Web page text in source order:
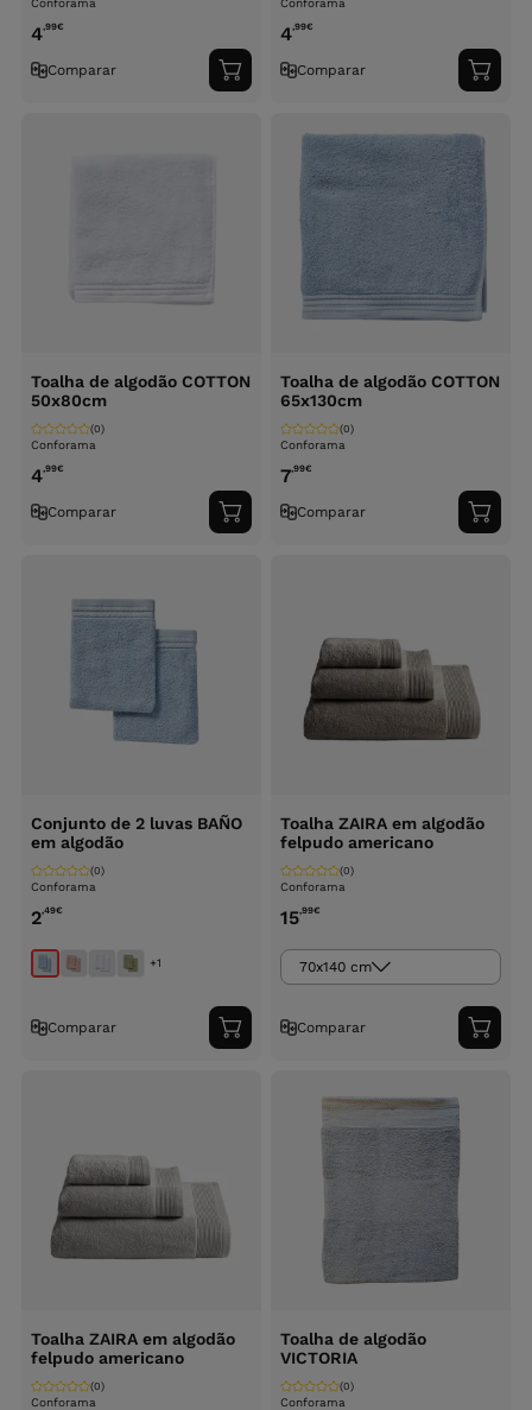
Conforama
4,99€
Comparar
Adicionar
ao
Conforama
4,99€
Comparar
ao
Toalha de algodão COTTON
50x80cm
Conforama
(0)
4,99€
Comparar
Adicionar
ao
Toalha de algodão COTTON
65x130cm
Conforama
(0)
7,99€
Comparar
ao
Conjunto de 2 luvas BAÑO
em algodão
Conforama
(0)
2,49€
+1
Comparar
Adicionar
ao
Toalha ZAIRA em algodão
felpudo americano
Conforama
(0)
15,99€
70x140 cm
Comparar
ao
Toalha ZAIRA em algodão
felpudo americano
Conforama
(0)
Toalha de algodão
VICTORIA
Conforama
(0)